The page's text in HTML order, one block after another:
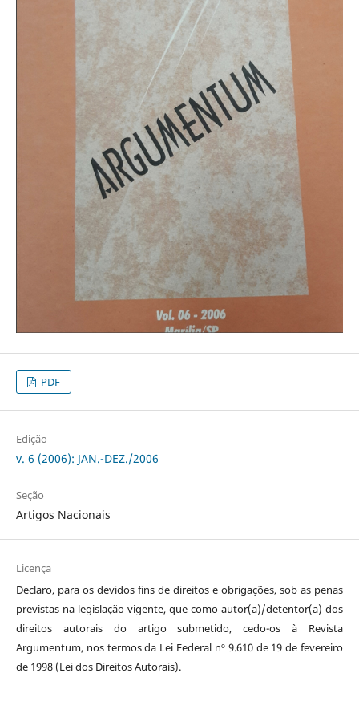
PDF
Edição
v. 6 (2006): JAN.-DEZ./2006
Seção
Artigos Nacionais
Licença
Declaro, para os devidos fins de direitos e obrigações, sob as penas
previstas na legislação vigente, que como autor(a)/detentor(a) dos
direitos autorais do artigo submetido, cedo-os à Revista
Argumentum, nos termos da Lei Federal nº 9.610 de 19 de fevereiro
de 1998 (Lei dos Direitos Autorais).